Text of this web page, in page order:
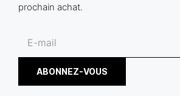
prochain achat.